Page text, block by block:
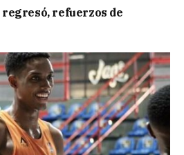
regresó, refuerzos de